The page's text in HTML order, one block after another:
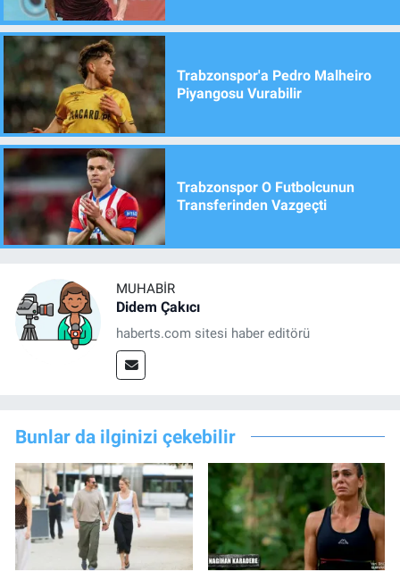
Trabzonspor'a Pedro Malheiro
Piyangosu Vurabilir
Trabzonspor O Futbolcunun
Transferinden Vazgeçti
MUHABIR
Didem Çakıcı
haberts.com sitesi haber editörü
Bunlar da ilginizi çekebilir